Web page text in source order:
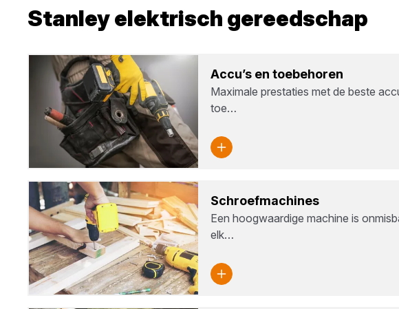
Stanleyelektrisch gereedschap
Accu’s en toe­be­ho­ren
Maximale prestaties met de beste
toe…
Schroef­ma­chi­nes
Een hoogwaardige machine is
elk…